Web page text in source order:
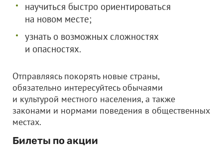
научиться быстро ориентироваться
на новом месте;
узнать о возможных сложностях
и опасностях.
Отправляясь покорять новые страны,
обязательно интересуйтесь обычаями
и культурой местного населения, а также
законами и нормами поведения в общественных
местах.
Билеты по акции